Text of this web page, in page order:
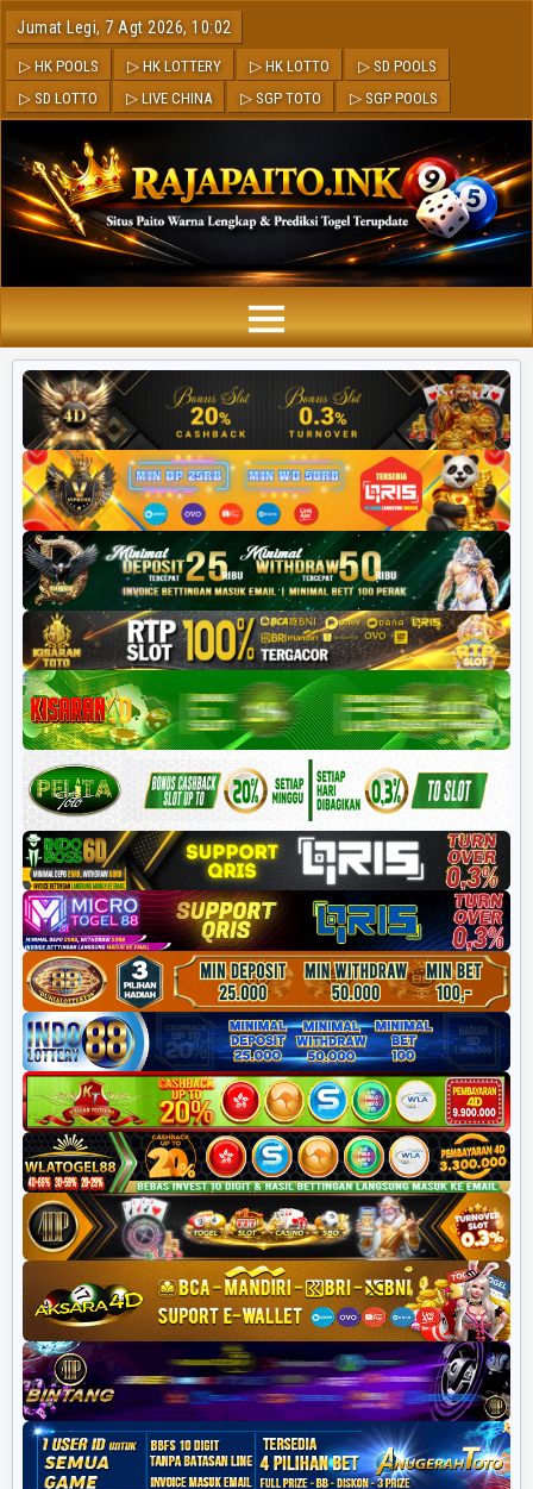
Jumat Legi, 7 Agt 2026, 10:02
▷ HK POOLS ▷ HK LOTTERY ▷ HK LOTTO
▷ SD POOLS
▷ SD LOTTO
▷ LIVE CHINA ▷ SGP TOTO ▷ SGP POOLS